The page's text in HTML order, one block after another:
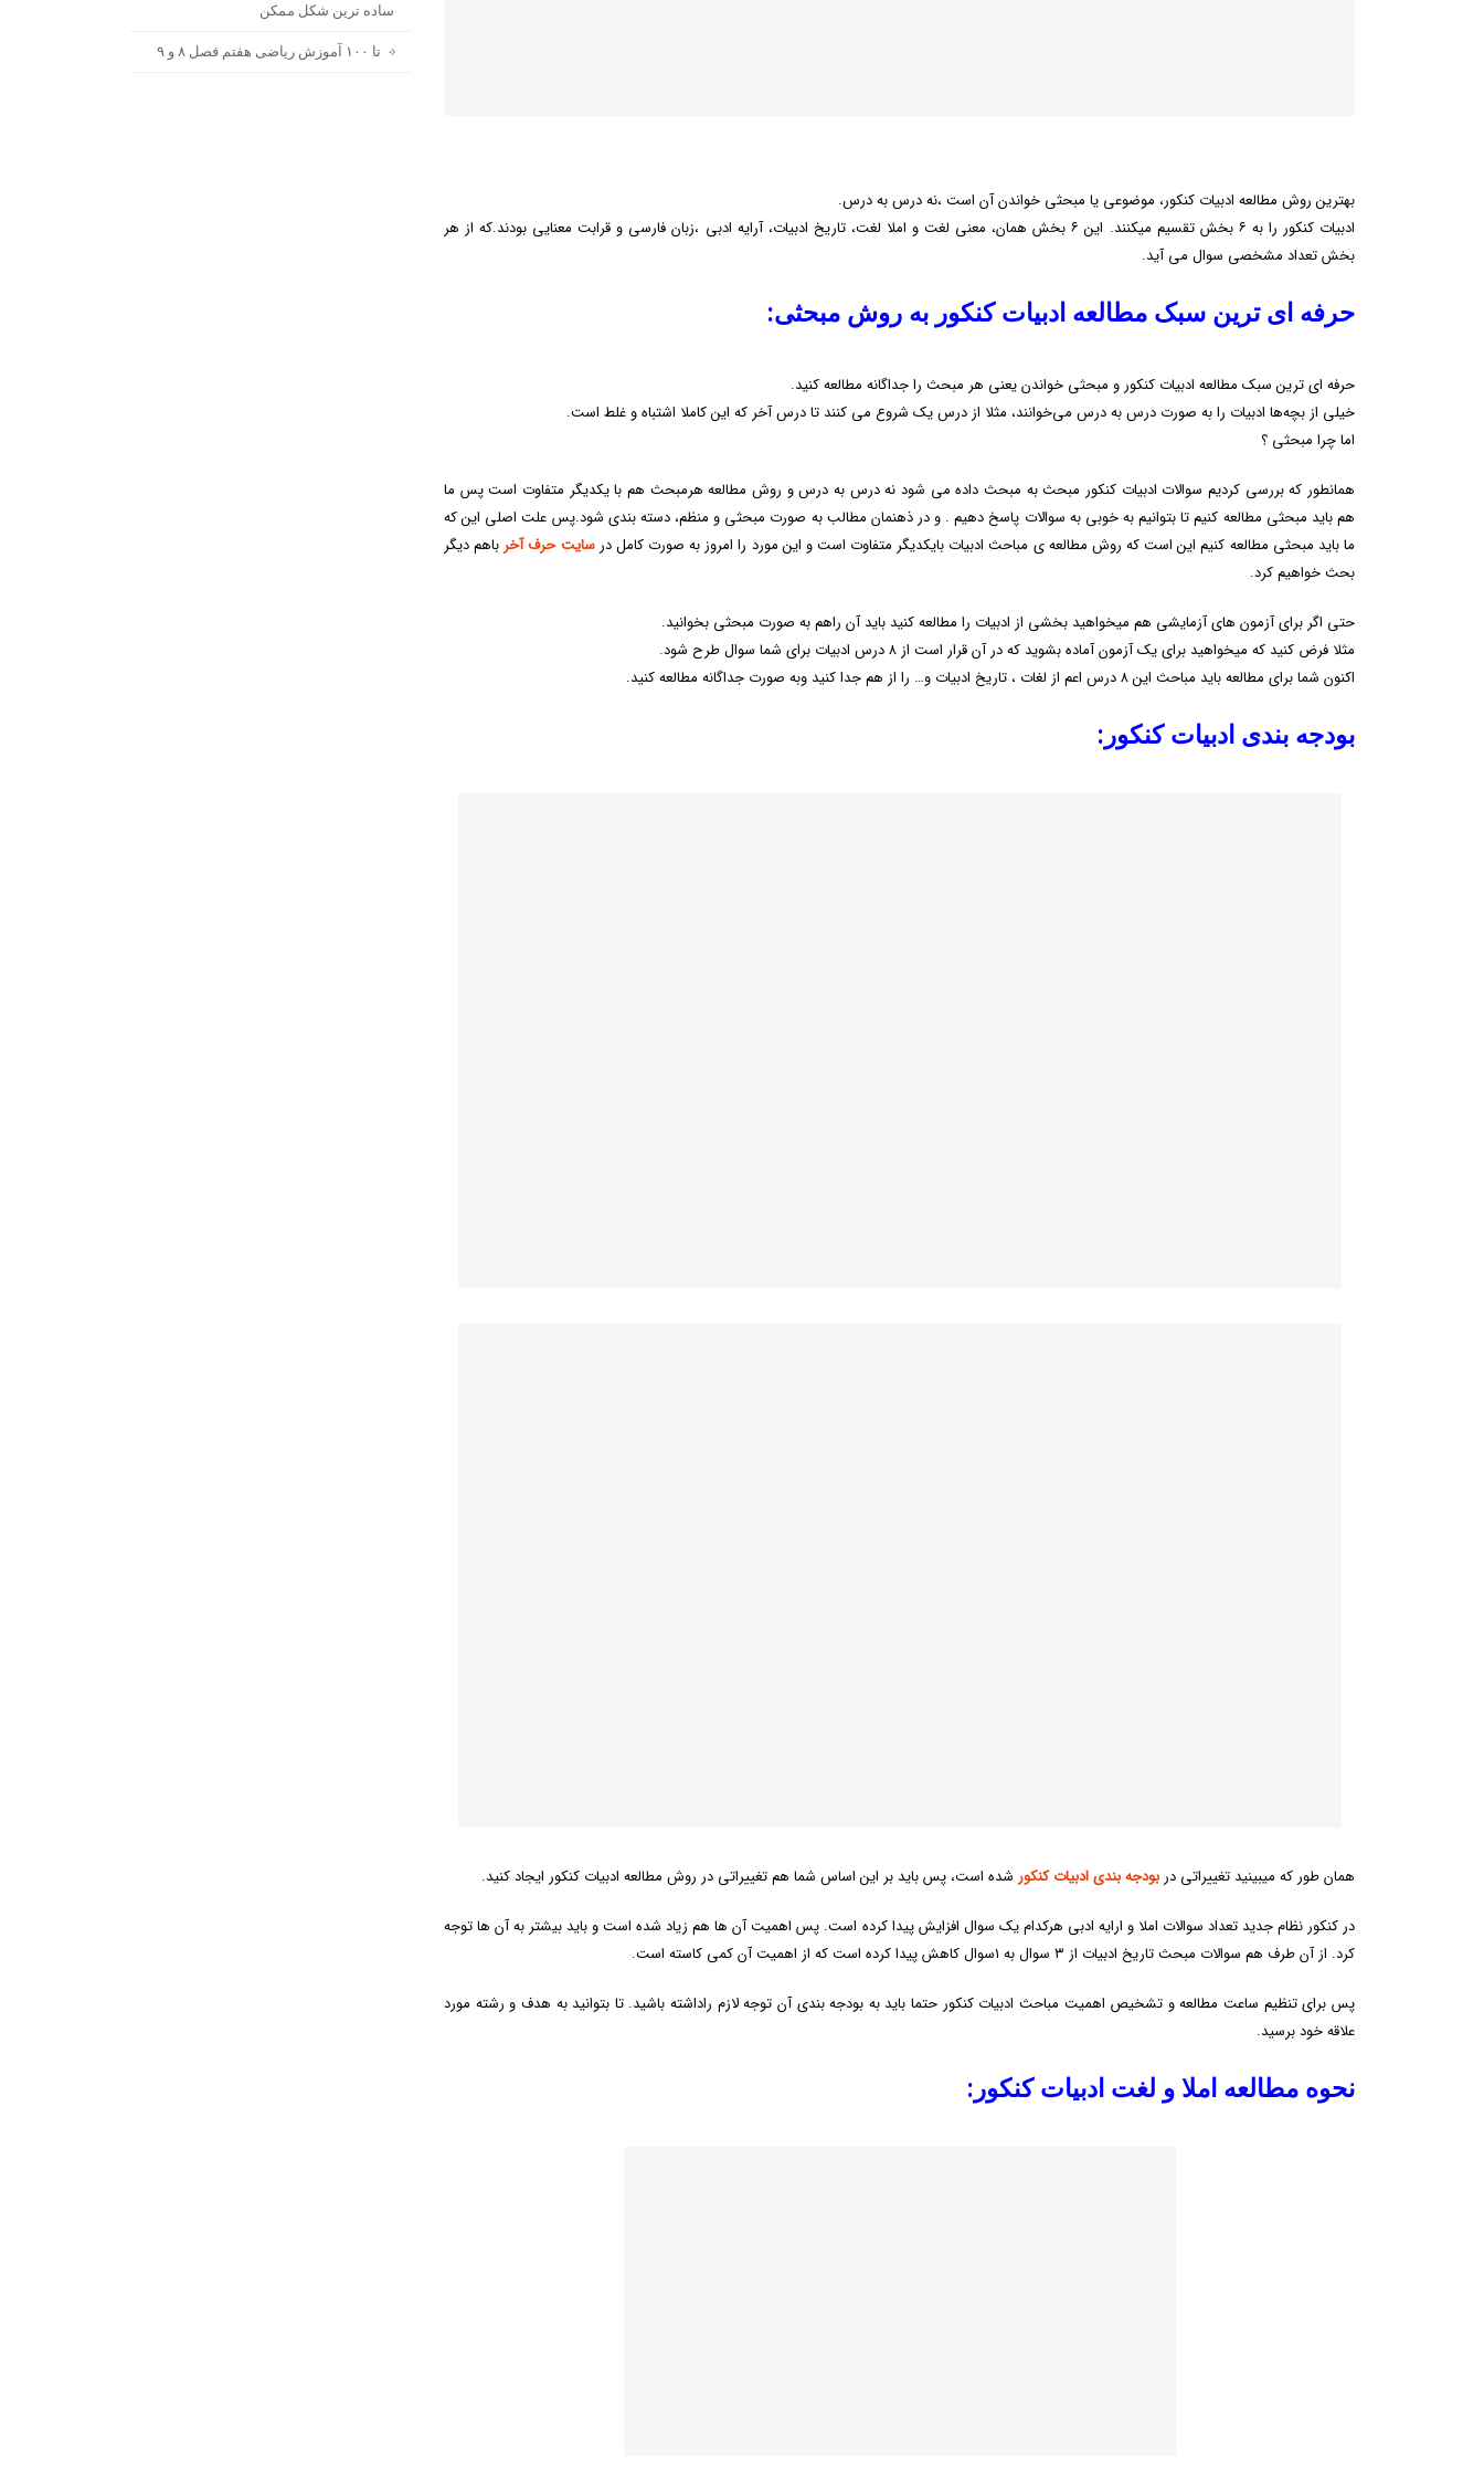
بهترین روش مطالعه ادبیات کنکور، موضوعی یا مبحثی خواندن آن است ،نه درس به درس.
ادبیات کنکور را به ۶ بخش تقسیم میکنند. این ۶ بخش همان، معنی لغت و املا لغت، تاریخ ادبیات، آرایه ادبی ،زبان فارسی و قرابت معنایی بودند.که از هر
بخش تعداد مشخصی سوال می آید.
حرفه ای ترین سبک مطالعه ادبیات کنکور به روش مبحثی:
حرفه ای ترین سبک مطالعه ادبیات کنکور و مبحثی خواندن یعنی هر مبحث را جداگانه مطالعه کنید.
خیلی از بچه‌ها ادبیات را به صورت درس به درس می‌خوانند، مثلا از درس یک شروع می کنند تا درس آخر که این کاملا اشتباه و غلط است.
اما چرا مبحثی ؟
همانطور که بررسی کردیم سوالات ادبیات کنکور مبحث به مبحث داده می شود نه درس به درس و روش مطالعه هرمبحث هم با یکدیگر متفاوت است پس ما
هم باید مبحثی مطالعه کنیم تا بتوانیم به خوبی به سوالات پاسخ دهیم . و در ذهنمان مطالب به صورت مبحثی و منظم، دسته بندی شود.پس علت اصلی این که
ما باید مبحثی مطالعه کنیم این است که روش مطالعه ی مباحث ادبیات بایکدیگر متفاوت است و این مورد را امروز به صورت کامل درسایت حرف آخر باهم دیگر
بحث خواهیم کرد.
حتی اگر برای آزمون های آزمایشی هم میخواهید بخشی از ادبیات را مطالعه کنید باید آن راهم به صورت مبحثی بخوانید.
مثلا فرض کنید که میخواهید برای یک آزمون آماده بشوید که در آن قرار است از ۸ درس ادبیات برای شما سوال طرح شود.
اکنون شما برای مطالعه باید مباحث این ۸ درس اعم از لغات ، تاریخ ادبیات و… را از هم جدا کنید وبه صورت جداگانه مطالعه کنید.
بودجه بندی ادبیات کنکور:
همان طور که میبینید تغییراتی در بودجه بندی ادبیات کنکور شده است، پس باید بر این اساس شما هم تغییراتی در روش مطالعه ادبیات کنکور ایجاد کنید.
در کنکور نظام جدید تعداد سوالات املا و ارایه ادبی هرکدام یک سوال افزایش پیدا کرده است. پس اهمیت آن ها هم زیاد شده است و باید بیشتر به آن ها توجه
کرد. از آن طرف هم سوالات مبحث تاریخ ادبیات از ۳ سوال به ۱سوال کاهش پیدا کرده است که از اهمیت آن کمی کاسته است.
پس برای تنظیم ساعت مطالعه و تشخیص اهمیت مباحث ادبیات کنکور حتما باید به بودجه بندی آن توجه لازم راداشته باشید. تا بتوانید به هدف و رشته مورد
علاقه خود برسید.
نحوه مطالعه املا و لغت ادبیات کنکور:
ساده ترین شکل ممکن
۰ تا ۱۰۰ آموزش ریاضی هفتم فصل ۸ و ۹